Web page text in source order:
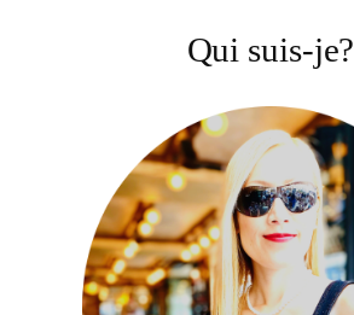
Qui suis-je?